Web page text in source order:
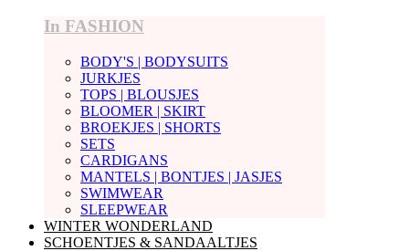
In FASHION
BODY'S | BODYSUITS
JURKJES
TOPS | BLOUSJES
BLOOMER | SKIRT
BROEKJES | SHORTS
SETS
CARDIGANS
MANTELS | BONTJES | JASJES
SWIMWEAR
SLEEPWEAR
WINTER WONDERLAND
SCHOENTJES & SANDAALTJES